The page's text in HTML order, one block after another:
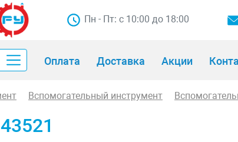
Пн - Пт: с 10:00 до 18:00
Оплата Доставка Акции
Вспомогательный инструмент